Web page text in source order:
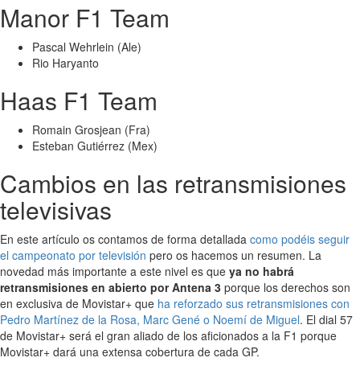
Manor F1 Team
Pascal Wehrlein (Ale)
Rio Haryanto
Haas F1 Team
Romain Grosjean (Fra)
Esteban Gutiérrez (Mex)
Cambios en las retransmisiones
televisivas
En este artículo os contamos de forma detallada como podéis seguir
el campeonato por televisión pero os hacemos un resumen. La
novedad más importante a este nivel es que ya no habrá
retransmisiones en abierto por Antena 3 porque los derechos son
en exclusiva de Movistar+ que ha reforzado sus retransmisiones con
Pedro Martínez de la Rosa, Marc Gené o Noemí de Miguel. El dial 57
de Movistar+ será el gran aliado de los aficionados a la F1 porque
Movistar+ dará una extensa cobertura de cada GP.